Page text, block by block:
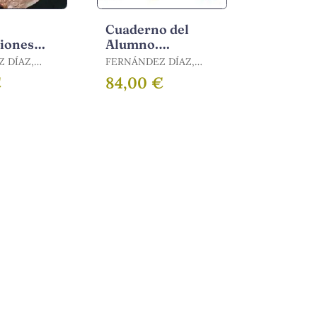
con
DÍAZ,
Cuaderno del
Alumno.
Preelaboración y
Conservación de
Vegetales y Setas
FERNÁNDEZ DÍAZ,
84,00 €